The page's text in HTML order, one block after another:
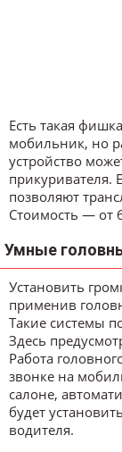
Есть такая
мобильник, но
устройство
прикуривателя.
позволяют
Стоимость — от
Умные
Установить
применив
Такие системы
Здесь
Работа
звонке на
салоне,
будет
водителя.